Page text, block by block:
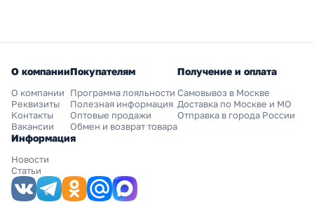
О компании
О компании
Реквизиты
Контакты
Вакансии
Покупателям
Программа лояльности
Полезная информация
Оптовые продажи
Обмен и возврат товара
Получение и оплата
Самовывоз в Москве
Доставка по Москве и МО
Отправка в города России
Информация
Новости
Статьи